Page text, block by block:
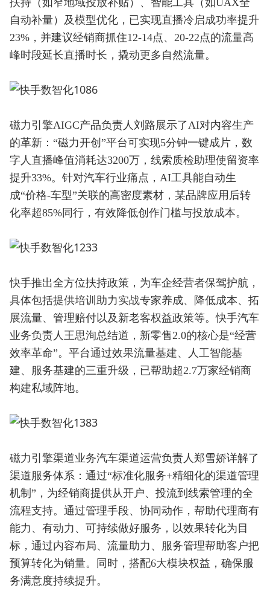
扶持（如窄地域投放补贴）、智能工具（如UAX全
自动补量）及模型优化，已实现直播冷启成功率提升
23%，并建议经销商抓住12-14点、20-22点的流量高
峰时段延长直播时长，撬动更多自然流量。
磁力引擎AIGC产品负责人刘路展示了AI对内容生产
的革新：“磁力开创”平台可实现5分钟一键成片，数
字人直播峰值消耗达3200万，线索质检助理使留资率
提升33%。针对汽车行业痛点，AI工具能自动生
成“价格-车型”关联的高密度素材，某品牌应用后转
化率超85%同行，有效降低创作门槛与投放成本。
快手推出全方位扶持政策，为车企经营者保驾护航，
具体包括提供培训助力实战专家养成、降低成本、拓
展流量、管理赔付以及新老客权益政策等。快手汽车
业务负责人王思洵总结道，新零售2.0的核心是“经营
效率革命”。平台通过效果流量基建、人工智能基
建、服务基建的三重升级，已帮助超2.7万家经销商
构建私域阵地。
磁力引擎渠道业务汽车渠道运营负责人郑雪娇详解了
渠道服务体系：通过“标准化服务+精细化的渠道管理
机制”，为经销商提供从开户、投流到线索管理的全
流程支持。通过管理手段、协同动作，帮助代理商有
能力、有动力、可持续做好服务，以效果转化为目
标，通过内容布局、流量助力、服务管理帮助客户把
预算转化为销量。同时，搭配6大模块权益，确保服
务满意度持续提升。